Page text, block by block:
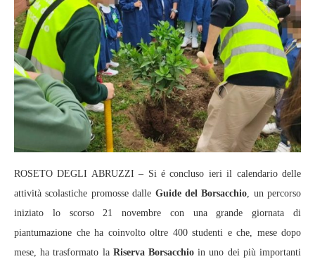
ROSETO DEGLI ABRUZZI – Si é concluso ieri il calendario delle
attività scolastiche promosse dalle Guide del Borsacchio, un percorso
iniziato lo scorso 21 novembre con una grande giornata di
piantumazione che ha coinvolto oltre 400 studenti e che, mese dopo
mese, ha trasformato la Riserva Borsacchio in uno dei più importanti